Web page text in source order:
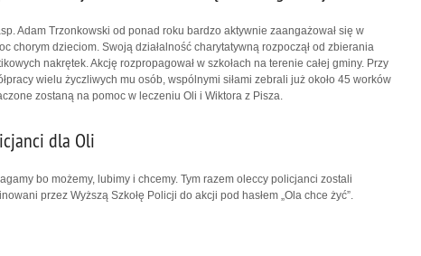
Adam Trzonkowski od ponad roku bardzo aktywnie zaangażował się w
chorym dzieciom. Swoją działalność charytatywną rozpoczął od zbierania
nakrętek. Akcję rozpropagował w szkołach na terenie całej gminy. Przy
wielu życzliwych mu osób, wspólnymi siłami zebrali już około 45 worków
zostaną na pomoc w leczeniu Oli i Wiktora z Pisza.
dla Oli
bo możemy, lubimy i chcemy. Tym razem oleccy policjanci zostali
przez Wyższą Szkołę Policji do akcji pod hasłem „Ola chce żyć”.